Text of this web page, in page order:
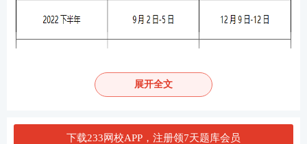
展开全文
下载233网校APP，注册领7天题库会员